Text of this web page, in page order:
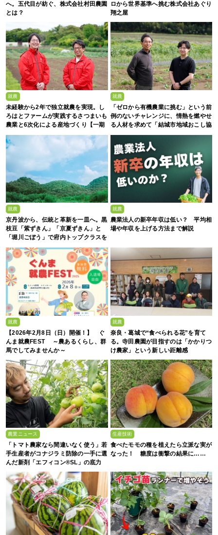
へ。五代目が紡ぐ、株式会社村田農園
とは？
ロから世界基準へ挑む株式会社あぐり
翔之屋
就農
未経験から2年で独立就農を実現。し
ろはとファームが実践するさつまいも
農業と6次化による産地づくり【一期
就農
「ゼロから有機農業に挑む」という前
例のないチャレンジに、情熱を燃やせ
る人材を求めて「結城市地域おこし協
就農
京丹波から、伝統と革新を一皿へ。黒
枝豆「紫ずきん」「京夏ずきん」と
「堀川ごぼう」で府内トップクラスを
誇る、株式会社新田農園
就農
農業法人の新卒年収は低い？ 平均相
場や年収を上げる方法まで解説
就農
【2026年2月8日（日）開催！】 ぐ
んま就農FEST ～農あるくらし、群
馬でしてみませんか～
就農
奈良・葛城で“食べられる花”を育て
る。寺田農園が目指すのは「かかりつ
け農家」という新しい距離感
農業ニュース
「トマト農家なら間違いなく使う」若
手生産者がコナジラミ防除の一手に選
んだ新剤「エフィコン®SL」の底力
生産技術
食べたモモの種を植えたら立派な実が
なった！ 糖度は衝撃の結果に……